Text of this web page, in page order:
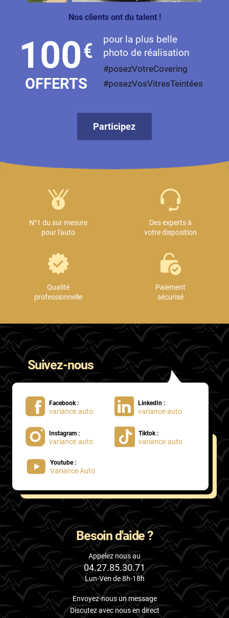
Nos clients ont du talent !
100€
OFFERTS
pour la plus belle
photo de réalisation
#posezVotreCovering
#posezVosVitresTeintées
Participez
N°1 du sur mesure
pour l'auto
Des experts à
votre disposition
Qualité
professionnelle
Paiement
sécurisé
Suivez-nous
Facebook :
variance.auto
LinkedIn :
variance-auto
Instagram :
variance.auto
Tiktok :
variance.auto
Youtube :
Variance Auto
Besoin d'aide ?
Appelez nous au
04.27.85.30.71
Lun-Ven de 8h-18h
Envoyez-nous un message
Discutez avec nous en direct